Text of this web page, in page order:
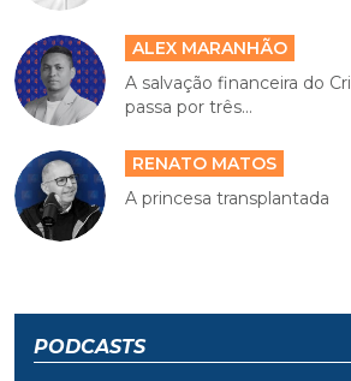
ALEX MARANHÃO
A salvação financeira do
passa por três...
RENATO MATOS
A princesa transplantada
PODCASTS